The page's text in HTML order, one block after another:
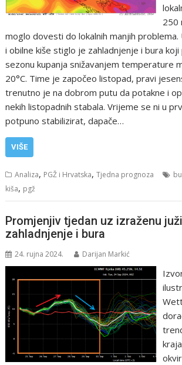
250
moglo dovesti do lokalnih manjih problema.
i obilne kiše stiglo je zahladnjenje i bura
sezonu kupanja snižavanjem temperature
20°C. Time je započeo listopad, pravi
trenutno je na dobrom putu da potakne i
nekih listopadnih stabala. Vrijeme se ni u
potpuno stabilizirat, dapače…
VIŠE
Analiza, PGŽ i Hrvatska,Tjedna prognoza
kiša, pgž
Promjenjiv tjedan uz izraženu
zahladnjenje i bura
24. rujna 2024. Darijan Markić